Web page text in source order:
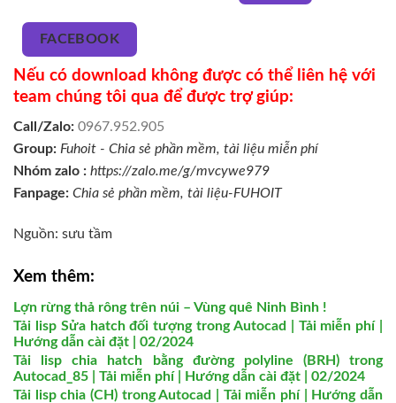
FACEBOOK
Nếu có download không được có thể liên hệ với
team chúng tôi qua để được trợ giúp:
Call/Zalo: 0967.952.905
Group: Fuhoit - Chia sẻ phần mềm, tài liệu miễn phí
Nhóm zalo : https://zalo.me/g/mvcywe979
Fanpage: Chia sẻ phần mềm, tài liệu-FUHOIT
Nguồn: sưu tầm
Xem thêm:
Lợn rừng thả rông trên núi – Vùng quê Ninh Bình !
Tải lisp Sửa hatch đối tượng trong Autocad | Tải miễn phí |
Hướng dẫn cài đặt | 02/2024
Tải lisp chia hatch bằng đường polyline (BRH) trong
Autocad_85 | Tải miễn phí | Hướng dẫn cài đặt | 02/2024
Tải lisp chia (CH) trong Autocad | Tải miễn phí | Hướng dẫn